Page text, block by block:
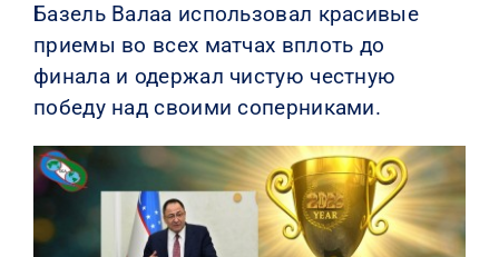
Базель Валаа использовал красивые
приемы во всех матчах вплоть до
финала и одержал чистую честную
победу над своими соперниками.